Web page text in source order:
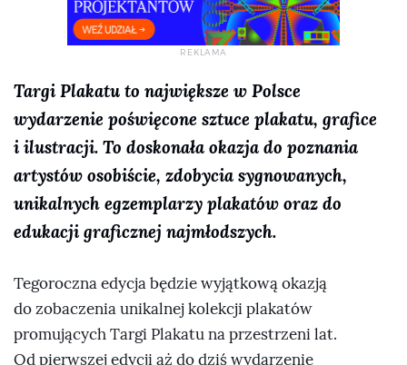
Targi Plakatu to największe w Polsce
wydarzenie poświęcone sztuce plakatu, grafice
i ilustracji. To doskonała okazja do poznania
artystów osobiście, zdobycia sygnowanych,
unikalnych egzemplarzy plakatów oraz do
edukacji graficznej najmłodszych.
Tegoroczna edycja będzie wyjątkową okazją
do zobaczenia unikalnej kolekcji plakatów
promujących Targi Plakatu na przestrzeni lat.
Od pierwszej edycji aż do dziś wydarzenie